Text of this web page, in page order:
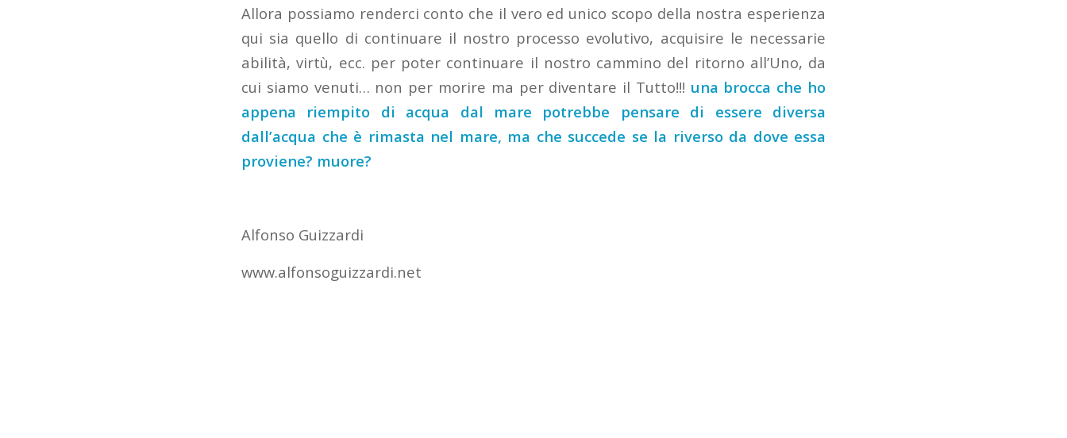
Allora possiamo renderci conto che il vero ed unico scopo della nostra esperienza
qui sia quello di continuare il nostro processo evolutivo, acquisire le necessarie
abilità, virtù, ecc. per poter continuare il nostro cammino del ritorno all’Uno, da
cui siamo venuti… non per morire ma per diventare il Tutto!!! una brocca che ho
appena riempito di acqua dal mare potrebbe pensare di essere diversa
dall’acqua che è rimasta nel mare, ma che succede se la riverso da dove essa
proviene? muore?
Alfonso Guizzardi
www.alfonsoguizzardi.net